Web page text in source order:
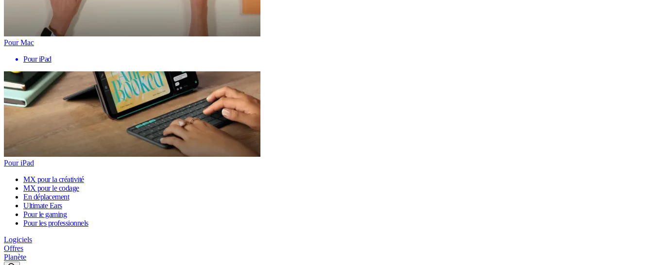
Pour Mac
Pour iPad
Pour iPad
MX pour la créativité
MX pour le codage
En déplacement
Ultimate Ears
Pour le gaming
Pour les professionnels
Logiciels
Offres
Planète